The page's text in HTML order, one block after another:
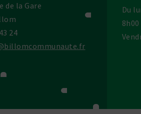
de la Gare
24
Du
8h00